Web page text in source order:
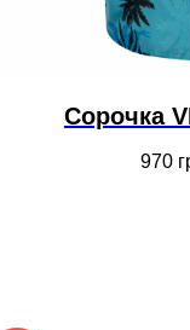
Сорочка
970